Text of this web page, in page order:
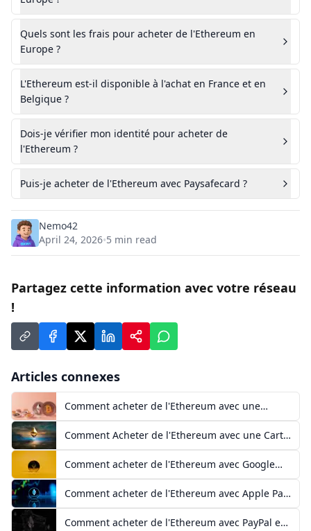
Quels sont les frais pour acheter de l'Ethereum en
Europe ?
L'Ethereum est-il disponible à l'achat en France et en
Belgique ?
Dois-je vérifier mon identité pour acheter de
l'Ethereum ?
Puis-je acheter de l'Ethereum avec Paysafecard ?
Nemo42
April 24, 2026•5 min read
Partagez cette information avec votre réseau
!
Articles connexes
Comment acheter de l'Ethereum avec une
Mastercard prépayée
Comment Acheter de l'Ethereum avec une Carte
Visa Prépayée
Comment acheter de l'Ethereum avec Google
Pay en Europe
Comment acheter de l'Ethereum avec Apple Pay
en Europe
Comment acheter de l'Ethereum avec PayPal en